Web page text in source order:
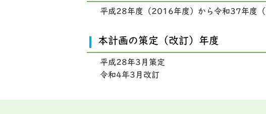
平成28年度（2016年度）から令和37年度
本計画の策定（改訂）年度
平成28年3月策定
令和4年3月改訂